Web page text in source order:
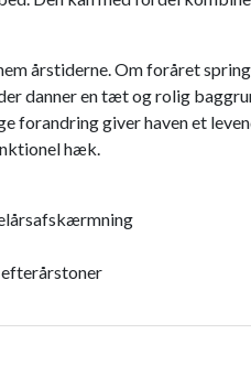
årstiderne. Om foråret
danner en tæt og rolig
forandring giver haven et
hæk.